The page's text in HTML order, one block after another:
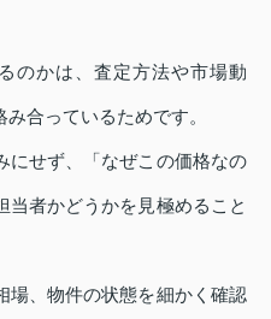
のかは、査定方法や市場動
合っているためです。
にせず、「なぜこの価格なの
者かどうかを見極めること
場、物件の状態を細かく確認